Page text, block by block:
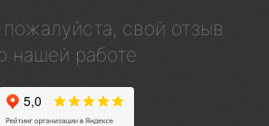
свой отзыв
нашей работе